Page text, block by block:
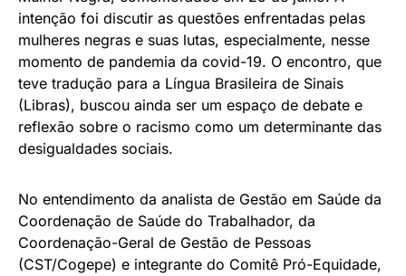
intenção foi discutir as questões enfrentadas pelas
mulheres negras e suas lutas, especialmente, nesse
momento de pandemia da covid-19. O encontro, que
teve tradução para a Língua Brasileira de Sinais
(Libras), buscou ainda ser um espaço de debate e
reflexão sobre o racismo como um determinante das
desigualdades sociais.
No entendimento da analista de Gestão em Saúde da
Coordenação de Saúde do Trabalhador, da
Coordenação-Geral de Gestão de Pessoas
(CST/Cogepe) e integrante do Comitê Pró-Equidade,